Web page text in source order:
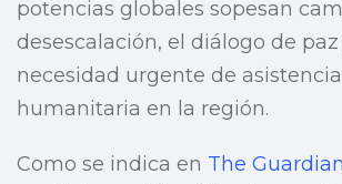
potencias globales sopesan
desescalación, el diálogo de paz
necesidad urgente de
humanitaria en la región.
Como se indica en The Guardian